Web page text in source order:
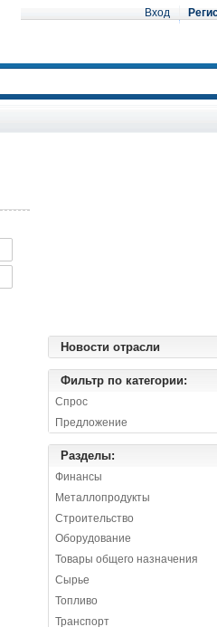
Вход
Новости отрасли
Фильтр по категории:
Спрос
Предложение
Разделы:
Финансы
Металлопродукты
Строительство
Оборудование
Товары общего назначения
Сырье
Топливо
Транспорт